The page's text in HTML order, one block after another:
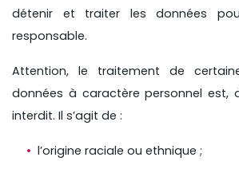
détenir et traiter les données
responsable.
Attention, le traitement de
données à caractère personnel est,
interdit. Il s’agit de :
l’origine raciale ou ethnique ;